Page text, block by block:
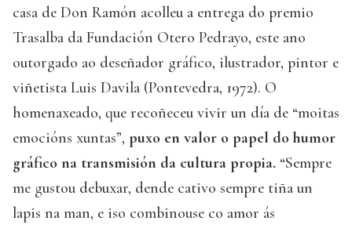
casa de Don Ramón acolleu a entrega do premio
Trasalba da Fundación Otero Pedrayo, este ano
outorgado ao deseñador gráfico, ilustrador, pintor e
viñetista Luis Davila (Pontevedra, 1972). O
homenaxeado, que recoñeceu vivir un día de “moitas
emocións xuntas”, puxo en valor o papel do humor
gráfico na transmisión da cultura propia. “Sempre
me gustou debuxar, dende cativo sempre tiña un
lapis na man, e iso combinouse co amor ás